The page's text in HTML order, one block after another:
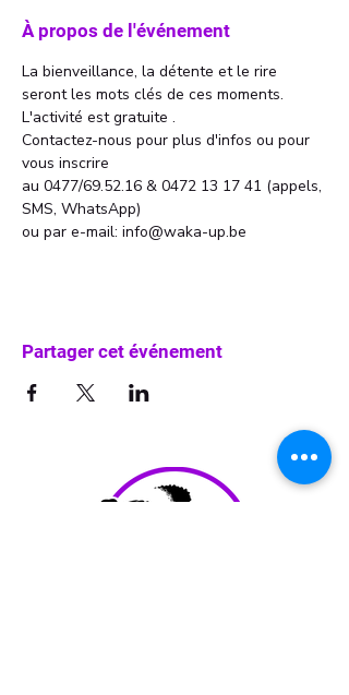
À propos de l'événement
La bienveillance, la détente et le rire
seront les mots clés de ces moments.
L'activité est gratuite .
Contactez-nous pour plus d'infos ou pour
vous inscrire
au 0477/69.52.16 & 0472 13 17 41 (appels,
SMS, WhatsApp)
ou par e-mail: info@waka-up.be
Partager cet événement